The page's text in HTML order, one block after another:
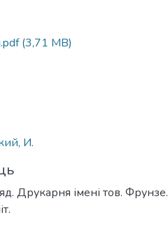
(3,71 MB)
И.
Друкарня імені тов. Фрунзе.